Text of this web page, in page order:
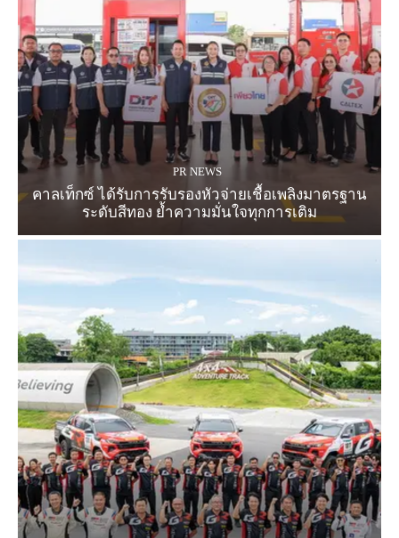
PR NEWS
คาลเท็กซ์ ได้รับการรับรองหัวจ่ายเชื้อเพลิงมาตรฐาน
ระดับสีทอง ย้ำความมั่นใจทุกการเติม